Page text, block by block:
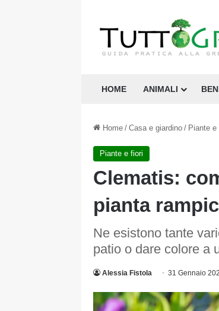
HOME ANIMALI
Home / Casa e giardino / Piante e
Piante e fiori
Clematis:
pianta
Ne esistono tante
patio o dare colore a
Alessia Fistola 31 Gennaio